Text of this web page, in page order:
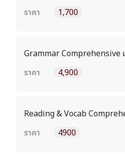
ราคา
1,700
Grammar Comprehensive
ราคา
4,900
Reading & Vocab
ราคา
4900